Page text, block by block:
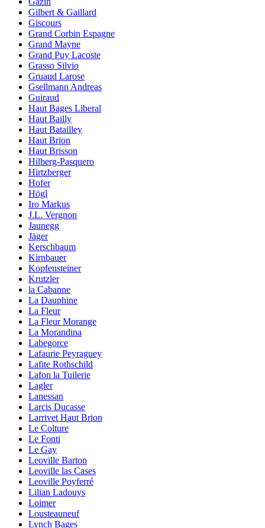
Gilbert & Gaillard
Giscours
Grand Corbin Espagne
Grand Mayne
Grand Puy Lacoste
Grasso Silvio
Gruaud Larose
Gsellmann Andreas
Guiraud
Haut Bages Liberal
Haut Bailly
Haut Batailley
Haut Brion
Haut Brisson
Hilberg-Pasquero
Hirtzberger
Hofer
Högl
Iro Markus
J.L. Vergnon
Jaunegg
Jäger
Kerschbaum
Kirnbauer
Kopfensteiner
Krutzler
la Cabanne
La Dauphine
La Fleur
La Fleur Morange
La Morandina
Labegorce
Lafaurie Peyraguey
Lafite Rothschild
Lafon la Tuilerie
Lagler
Lanessan
Larcis Ducasse
Larrivet Haut Brion
Le Colture
Le Fonti
Le Gay
Leoville Barton
Leoville las Cases
Leoville Poyferré
Lilian Ladouys
Loimer
Lousteauneuf
Lynch Bages